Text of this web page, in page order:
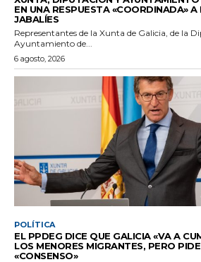
EN UNA RESPUESTA «COORDINADA» A
JABALÍES
Representantes de la Xunta de Galicia, de la
Ayuntamiento de...
6 agosto, 2026
POLÍTICA
EL PPDEG DICE QUE GALICIA «VA A
LOS MENORES MIGRANTES, PERO
«CONSENSO»